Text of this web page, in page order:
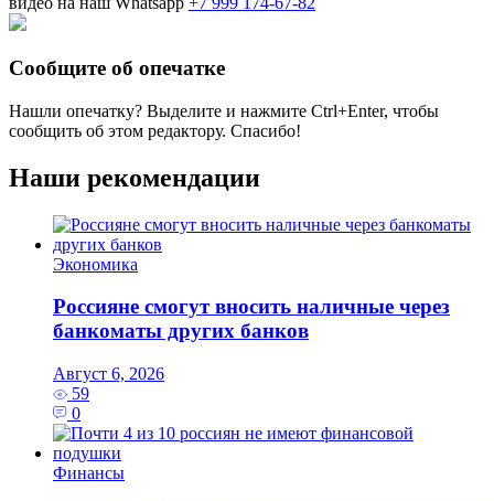
Сообщите об опечатке
Нашли опечатку? Выделите и нажмите Ctrl+Enter, чтобы
сообщить об этом редактору. Спасибо!
Наши рекомендации
Экономика
Россияне смогут вносить наличные через
банкоматы других банков
Август 6, 2026
59
0
Финансы